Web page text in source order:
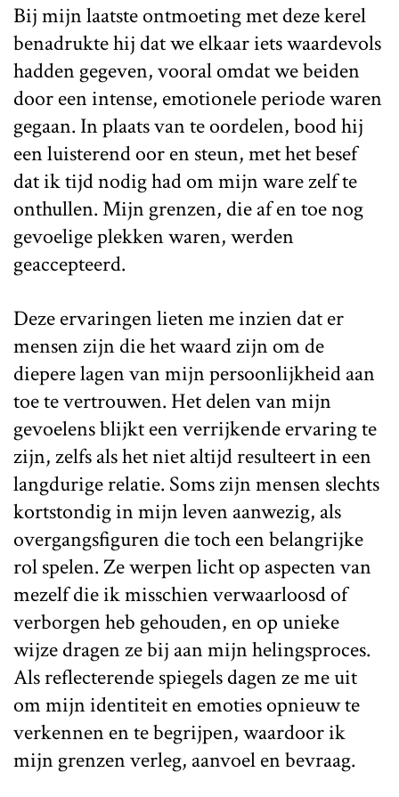
Bij mijn laatste ontmoeting met deze kerel
benadrukte hij dat we elkaar iets waardevols
hadden gegeven, vooral omdat we beiden
door een intense, emotionele periode waren
gegaan. In plaats van te oordelen, bood hij
een luisterend oor en steun, met het besef
dat ik tijd nodig had om mijn ware zelf te
onthullen. Mijn grenzen, die af en toe nog
gevoelige plekken waren, werden
geaccepteerd.
Deze ervaringen lieten me inzien dat er
mensen zijn die het waard zijn om de
diepere lagen van mijn persoonlijkheid aan
toe te vertrouwen. Het delen van mijn
gevoelens blijkt een verrijkende ervaring te
zijn, zelfs als het niet altijd resulteert in een
langdurige relatie. Soms zijn mensen slechts
kortstondig in mijn leven aanwezig, als
overgangsfiguren die toch een belangrijke
rol spelen. Ze werpen licht op aspecten van
mezelf die ik misschien verwaarloosd of
verborgen heb gehouden, en op unieke
wijze dragen ze bij aan mijn helingsproces.
Als reflecterende spiegels dagen ze me uit
om mijn identiteit en emoties opnieuw te
verkennen en te begrijpen, waardoor ik
mijn grenzen verleg, aanvoel en bevraag.